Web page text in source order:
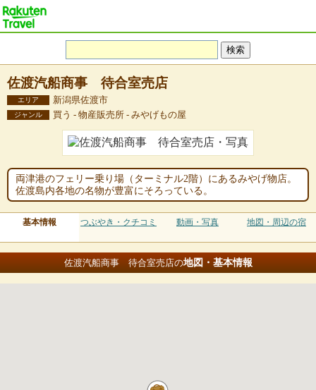
佐渡汽船商事 待合室売店
エリア 新潟県佐渡市
ジャンル 買う - 物産販売所 - みやげもの屋
両津港のフェリー乗り場（ターミナル2階）にあるみやげ物店。
佐渡島内各地の名物が豊富にそろっている。
基本情報 つぶやき・クチコミ 動画・写真 地図・周辺の宿
佐渡汽船商事 待合室売店の地図・基本情報